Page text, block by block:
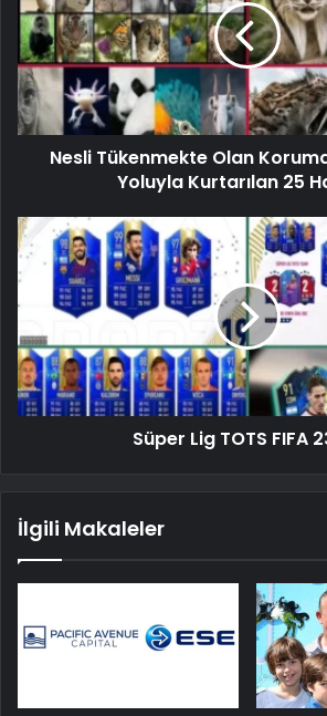
Nesli Tükenmekte Olan
Yoluyla Kurtarılan 25
Süper Lig TOTS FIFA
İlgili Makaleler